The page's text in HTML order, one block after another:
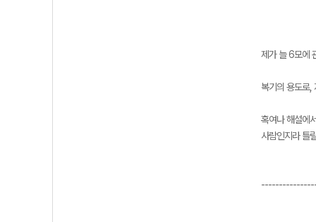
제가 늘 6모에
복기의 용도로,
혹여나 해설에
사람인지라 틀